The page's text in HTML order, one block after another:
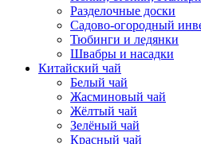
Разделочные доски
Садово-огородный
Тюбинги и ледянки
Швабры и насадки
Китайский чай
Белый чай
Жасминовый чай
Жёлтый чай
Зелёный чай
Красный чай